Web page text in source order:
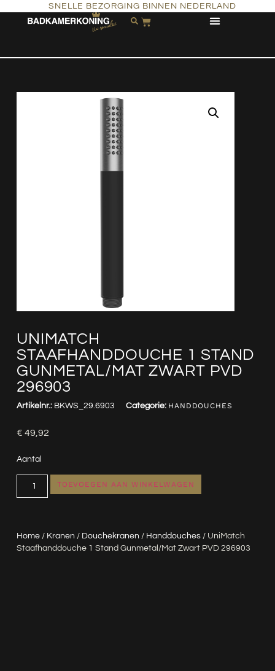
SNELLE BEZORGING BINNEN NEDERLAND
UNIMATCH
STAAFHANDDOUCHE 1 STAND
GUNMETAL/MAT ZWART PVD
296903
Home/ Kranen / Douchekranen / Handdouches/ UniMatch
Staafhanddouche 1 Stand Gunmetal/mat Zwart PVD 296903
Artikelnr.: BKWS_29.6903 Categorie: HANDDOUCHES
€ 49,92
Aantal
TOEVOEGEN AAN WINKELWAGEN